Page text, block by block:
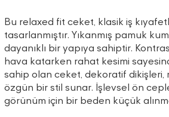
Bu relaxed fit ceket, klasik iş
tasarlanmıştır. Yıkanmış pamuk
dayanıklı bir yapıya sahiptir.
hava katarken rahat kesimi
sahip olan ceket, dekoratif dikişleri,
özgün bir stil sunar. İşlevsel ön
görünüm için bir beden küçük